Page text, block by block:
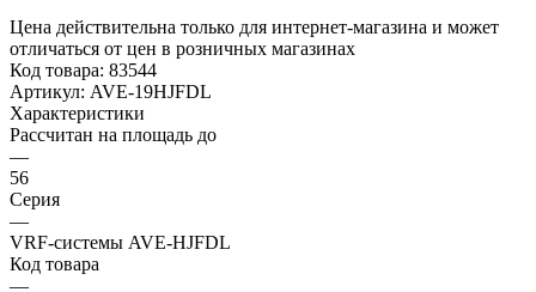
Цена действительна только для интернет-магазина и может
отличаться от цен в розничных магазинах
Код товара: 83544
Артикул: AVE-19HJFDL
Характеристики
Рассчитан на площадь до
—
56
Серия
—
VRF-системы AVE-HJFDL
Код товара
—